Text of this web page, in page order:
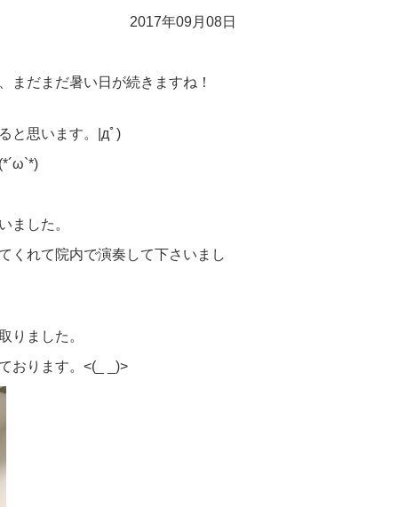
2017年09月08日
まだまだ暑い日が続きますね！
と思います。|дﾟ)
ました。
くれて院内で演奏して下さいまし
りました。
おります。<(_ _)>